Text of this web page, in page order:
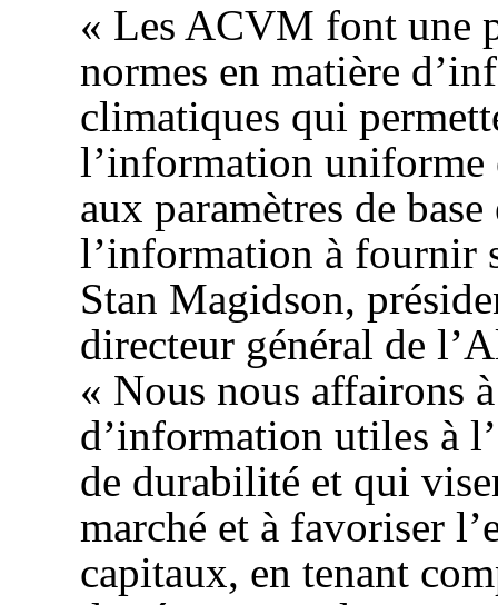
« Les ACVM font une
normes en matière
climatiques qui
l’information uniforme
aux paramètres de
l’information à fournir
Stan Magidson,
directeur général de
« Nous nous affairons
d’information utiles à
de durabilité et qui
marché et à favoriser
capitaux, en tenant